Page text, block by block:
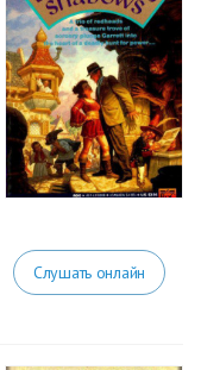
Слушать онлайн